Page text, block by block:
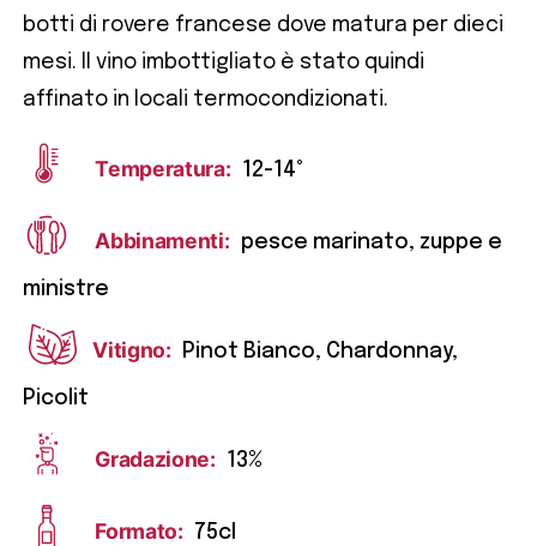
botti di rovere francese dove matura per dieci
mesi. Il vino imbottigliato è stato quindi
affinato in locali termocondizionati.
Temperatura: 12-14°
Abbinamenti: pesce marinato, zuppe e
ministre
Vitigno: Pinot Bianco, Chardonnay,
Picolit
Gradazione: 13%
Formato: 75cl